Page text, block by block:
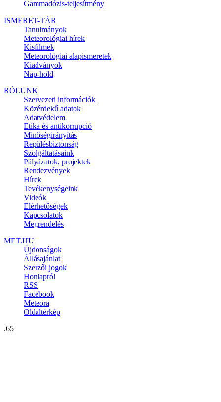
Gammadózis-teljesítmény
ISMERET-TÁR
Tanulmányok
Meteorológiai hírek
Kisfilmek
Meteorológiai alapismeretek
Kiadványok
Nap-hold
RÓLUNK
Szervezeti információk
Közérdekű adatok
Adatvédelem
Etika és antikorrupció
Minőségirányítás
Repülésbiztonság
Szolgáltatásaink
Pályázatok, projektek
Rendezvények
Hírek
Tevékenységeink
Videók
Elérhetőségek
Kapcsolatok
Megrendelés
MET.HU
Újdonságok
Állásajánlat
Szerzői jogok
Honlapról
RSS
Facebook
Meteora
Oldaltérkép
.65